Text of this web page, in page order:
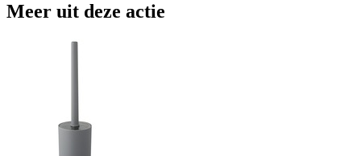
Meer uit deze actie